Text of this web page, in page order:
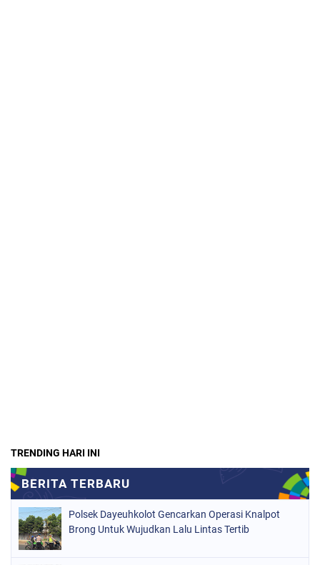
TRENDING HARI INI
Polsek Dayeuhkolot Gencarkan Operasi Knalpot
Brong Untuk Wujudkan Lalu Lintas Tertib